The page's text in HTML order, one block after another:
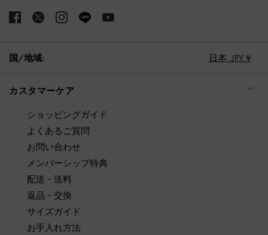
国/地域: 日本, JPY ¥
カスタマーケア
ショッピングガイド
よくあるご質問
お問い合わせ
メンバーシップ特典
配送・送料
返品・交換
サイズガイド
お手入れ方法